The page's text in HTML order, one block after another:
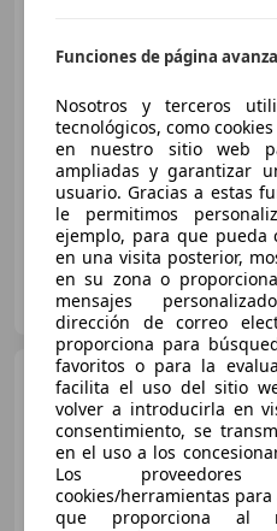
01/2015 150.000 km
QUALIAUTO
ES-35013 LAS PALMAS DE GRAN
Funciones de página
Nosotros y terceros
tecnológicos, como
en nuestro sitio web
ampliadas y garantizar
usuario. Gracias a estas
le permitimos
ejemplo, para que pueda
en una visita posterior,
en su zona o
mensajes
dirección de correo
proporciona para
favoritos o para la
facilita el uso del sitio
volver a introducirla en
consentimiento, se
en el uso a los
Los
cookies/herramientas
que proporciona al